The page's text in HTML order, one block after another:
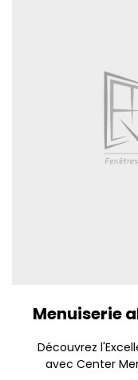
Menuiserie
Découvrez
avec Center